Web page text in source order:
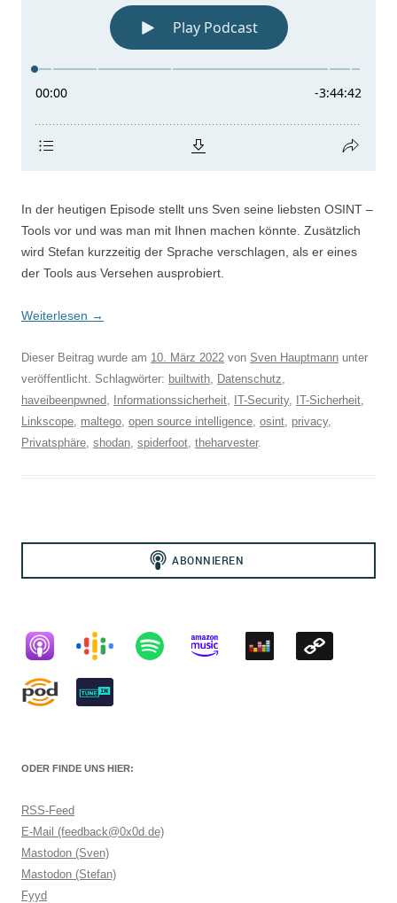
In der heutigen Episode stellt uns Sven seine liebsten OSINT –
Tools vor und was man mit Ihnen machen könnte. Zusätzlich
wird Stefan kurzzeitig der Sprache verschlagen, als er eines
der Tools aus Versehen ausprobiert.
Weiterlesen →
Dieser Beitrag wurde am 10. März 2022 von Sven Hauptmann unter
veröffentlicht. Schlagwörter: builtwith, Datenschutz,
haveibeenpwned, Informationssicherheit, IT-Security, IT-Sicherheit,
Linkscope, maltego, open source intelligence, osint, privacy,
Privatsphäre, shodan, spiderfoot, theharvester.
ODER FINDE UNS HIER:
RSS-Feed
E-Mail (feedback@0x0d.de)
Mastodon (Sven)
Mastodon (Stefan)
Fyyd